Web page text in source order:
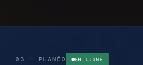
03 — PLANÉO EN LIGNE